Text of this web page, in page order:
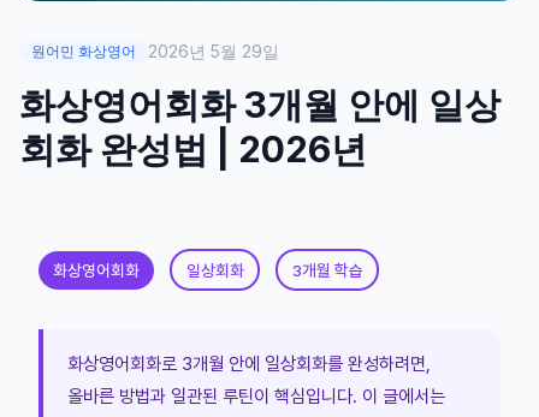
원어민 화상영어 2026년 5월 29일
화상영어회화 3개월 안에 일상
회화 완성법 | 2026년
화상영어회화 일상회화 3개월 학습
화상영어회화로 3개월 안에 일상회화를 완성하려면,
올바른 방법과 일관된 루틴이 핵심입니다. 이 글에서는